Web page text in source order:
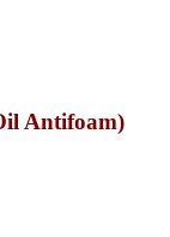
Antifoam)